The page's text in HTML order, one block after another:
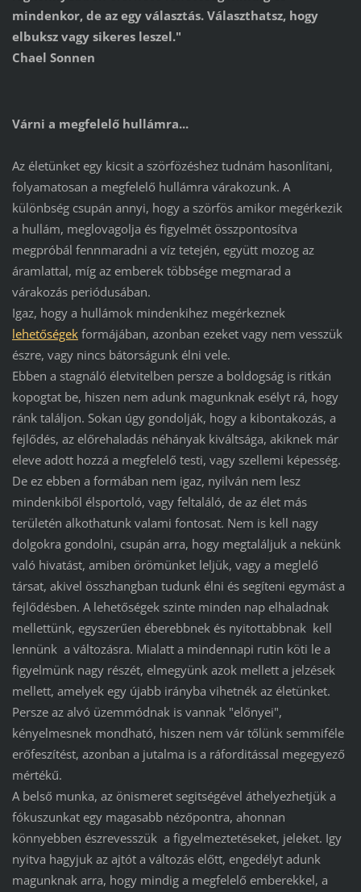
mindenkor, de az egy választás. Választhatsz, hogy
elbuksz vagy sikeres leszel."
Chael Sonnen
Várni a megfelelő hullámra...
Az életünket egy kicsit a szörfözéshez tudnám hasonlítani,
folyamatosan a megfelelő hullámra várakozunk. A
különbség csupán annyi, hogy a szörfös amikor megérkezik
a hullám, meglovagolja és figyelmét összpontosítva
megpróbál fennmaradni a víz tetején, együtt mozog az
áramlattal, míg az emberek többsége megmarad a
várakozás periódusában.
Igaz, hogy a hullámok mindenkihez megérkeznek
lehetőségekformájában, azonban ezeket vagy nem vesszük
észre, vagy nincs bátorságunk élni vele.
Ebben a stagnáló életvitelben persze a boldogság is ritkán
kopogtat be, hiszen nem adunk magunknak esélyt rá, hogy
ránk találjon. Sokan úgy gondolják, hogy a kibontakozás, a
fejlődés, az előrehaladás néhányak kiváltsága, akiknek már
eleve adott hozzá a megfelelő testi, vagy szellemi képesség.
De ez ebben a formában nem igaz, nyilván nem lesz
mindenkiből élsportoló, vagy feltaláló, de az élet más
területén alkothatunk valami fontosat. Nem is kell nagy
dolgokra gondolni, csupán arra, hogy megtaláljuk a nekünk
való hivatást, amiben örömünket leljük, vagy a meglelő
társat, akivel összhangban tudunk élni és segíteni egymást a
fejlődésben. A lehetőségek szinte minden nap elhaladnak
mellettünk, egyszerűen éberebbnek és nyitottabbnak kell
lennünk a változásra. Mialatt a mindennapi rutin köti le a
figyelmünk nagy részét, elmegyünk azok mellett a jelzések
mellett, amelyek egy újabb irányba vihetnék az életünket.
Persze az alvó üzemmódnak is vannak "előnyei",
kényelmesnek mondható, hiszen nem vár tőlünk semmiféle
erőfeszítést, azonban a jutalma is a ráforditással megegyező
mértékű.
A belső munka, az önismeret segitségével áthelyezhetjük a
fókuszunkat egy magasabb nézőpontra, ahonnan
könnyebben észrevesszük a figyelmeztetéseket, jeleket. Igy
nyitva hagyjuk az ajtót a változás előtt, engedélyt adunk
magunknak arra, hogy mindig a megfelelő emberekkel, a